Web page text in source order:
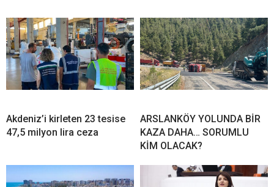
Akdeniz’i kirleten 23 tesise
47,5 milyon lira ceza
ARSLANKÖY YOLUNDA BİR
KAZA DAHA… SORUMLU
KİM OLACAK?